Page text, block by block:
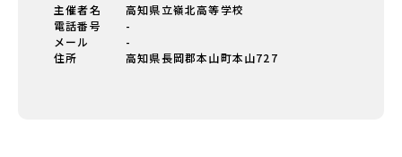
主催者名
高知県立嶺北高等学校
電話番号
-
メール
-
住所
高知県長岡郡本山町本山727